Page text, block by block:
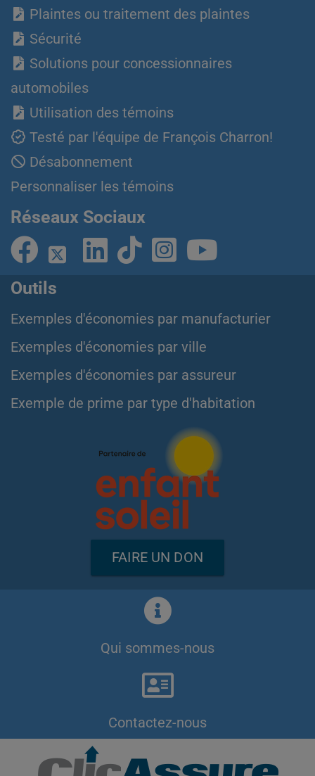
Plaintes ou traitement des plaintes
Sécurité
Solutions pour concessionnaires
automobiles
Utilisation des témoins
Testé par l'équipe de François Charron!
Désabonnement
Personnaliser les témoins
Réseaux Sociaux
Outils
Exemples d'économies par manufacturier
Exemples d'économies par ville
Exemples d'économies par assureur
Exemple de prime par type d'habitation
FAIRE UN DON
Qui sommes-nous
Contactez-nous